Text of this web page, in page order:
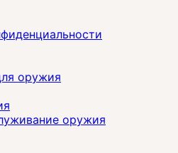
оружия
оружия